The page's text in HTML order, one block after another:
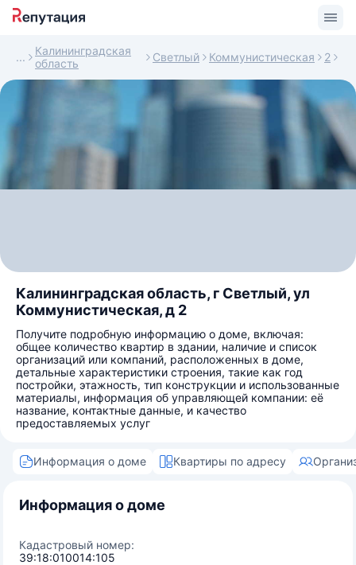
Калининградская
область
Светлый Коммунистическая 2
Калининградская область, г Светлый, ул
Коммунистическая, д 2
Получите подробную информацию о доме, включая:
общее количество квартир в здании, наличие и список
организаций или компаний, расположенных в доме,
детальные характеристики строения, такие как год
постройки, этажность, тип конструкции и использованные
материалы, информация об управляющей компании: её
название, контактные данные, и качество
предоставляемых услуг
Информация о доме Квартиры по адресу
Информация о доме
Кадастровый номер:
39:18:010014:105